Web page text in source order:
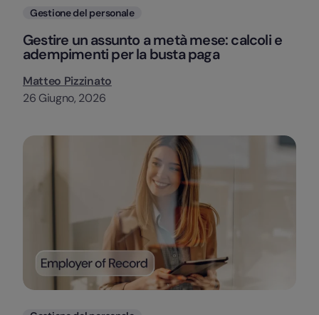
Categorie
Gestione del personale
Gestire un assunto a metà mese: calcoli e
adempimenti per la busta paga
Matteo Pizzinato
26 Giugno, 2026